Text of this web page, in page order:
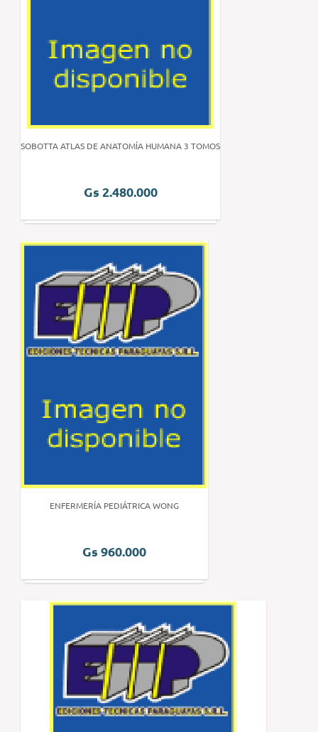
SOBOTTA ATLAS DE ANATOMÍA HUMANA 3 TOMOS
Gs 2.480.000
ENFERMERÍA PEDIÁTRICA WONG
Gs 960.000